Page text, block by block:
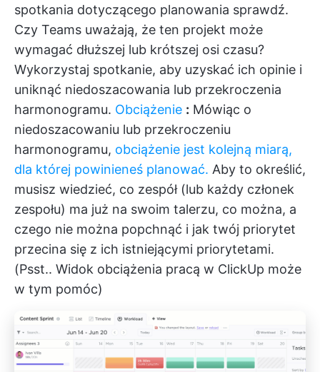
spotkania dotyczącego planowania sprawdź.
Czy Teams uważają, że ten projekt może
wymagać dłuższej lub krótszej osi czasu?
Wykorzystaj spotkanie, aby uzyskać ich opinie i
uniknąć niedoszacowania lub przekroczenia
harmonogramu. Obciążenie : Mówiąc o
niedoszacowaniu lub przekroczeniu
harmonogramu, obciążenie jest kolejną miarą,
dla której powinieneś planować. Aby to określić,
musisz wiedzieć, co zespół (lub każdy członek
zespołu) ma już na swoim talerzu, co można, a
czego nie można popchnąć i jak twój priorytet
przecina się z ich istniejącymi priorytetami.
(Psst.. Widok obciążenia pracą w ClickUp może
w tym pomóc)